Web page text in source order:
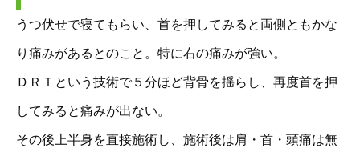
うつ伏せで寝てもらい、首を押してみると両側ともかな
り痛みがあるとのこと。特に右の痛みが強い。
ＤＲＴという技術で５分ほど背骨を揺らし、再度首を押
してみると痛みが出ない。
その後上半身を直接施術し、施術後は肩・首・頭痛は無